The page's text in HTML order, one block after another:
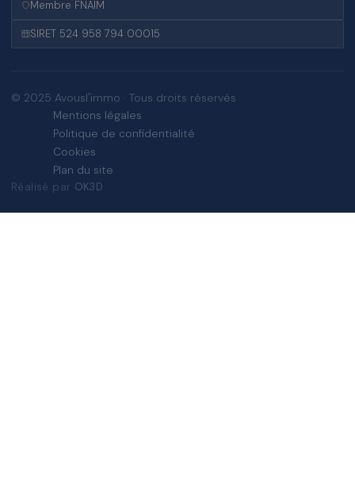
Membre FNAIM
SIRET 524 958 794 00015
© 2025 Avousl'immo · Tous droits réservés
Mentions légales
Politique de confidentialité
Cookies
Plan du site
Réalisé par OK3D